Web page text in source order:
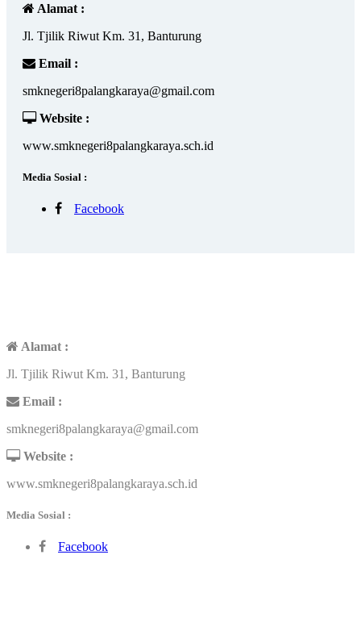
Alamat :
Jl. Tjilik Riwut Km. 31, Banturung
Email :
smknegeri8palangkaraya@gmail.com
Website :
www.smknegeri8palangkaraya.sch.id
Media Sosial :
Facebook
Alamat :
Jl. Tjilik Riwut Km. 31, Banturung
Email :
smknegeri8palangkaraya@gmail.com
Website :
www.smknegeri8palangkaraya.sch.id
Media Sosial :
Facebook